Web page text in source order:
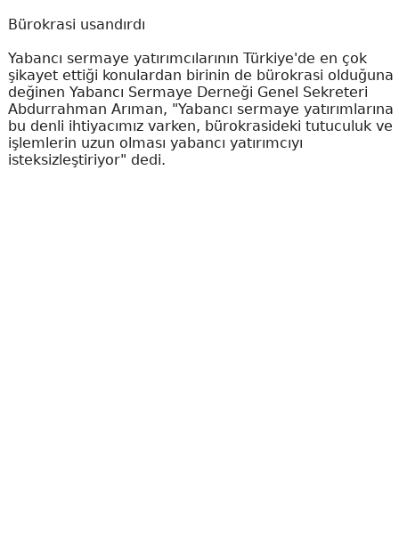
Bürokrasi usandırdı
Yabancı sermaye yatırımcılarının Türkiye'de en çok
şikayet ettiği konulardan birinin de bürokrasi olduğuna
değinen Yabancı Sermaye Derneği Genel Sekreteri
Abdurrahman Arıman, "Yabancı sermaye yatırımlarına
bu denli ihtiyacımız varken, bürokrasideki tutuculuk ve
işlemlerin uzun olması yabancı yatırımcıyı
isteksizleştiriyor" dedi.